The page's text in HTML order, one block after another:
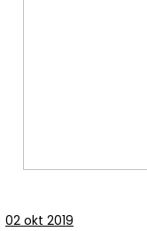
02 okt 2019